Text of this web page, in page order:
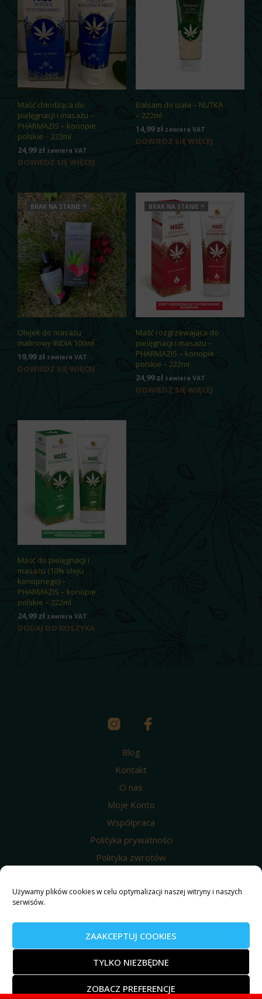
Używamy plików cookies w celu optymalizacji naszej witryny i naszych
serwisów.
ZAAKCEPTUJ COOKIES
TYLKO NIEZBĘDNE
ZOBACZ PREFERENCJE
Maść chłodząca do
pielęgnacji i masażu –
PHARMAZIS – konopie
polskie – 222ml
24,99zł zawiera VAT
DOWIEDZ SIĘ WIĘCEJ
Balsam do ciała – NUTKA
– 222ml
14,99zł zawiera VAT
DOWIEDZ SIĘ WIĘCEJ
BRAK NA STANIE !!
Olejek do masażu
malinowy INDIA 100ml
19,99zł zawiera VAT
DOWIEDZ SIĘ WIĘCEJ
BRAK NA STANIE !!
Maść rozgrzewająca do
pielęgnacji i masażu –
PHARMAZIS – konopie
polskie – 222ml
24,99zł zawiera VAT
DOWIEDZ SIĘ WIĘCEJ
Maść do pielęgnacji i
masażu (10% oleju
konopnego) –
PHARMAZIS – konopie
polskie – 222ml
24,99zł zawiera VAT
DODAJ DO KOSZYKA
Blog
Kontakt
O nas
Moje Konto
Współpraca
Polityka prywatności
Polityka zwrotów
Regulamin